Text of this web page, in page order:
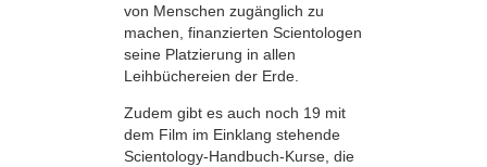
von Menschen zugänglich zu
machen, finanzierten Scientologen
seine Platzierung in allen
Leihbüchereien der Erde.
Zudem gibt es auch noch 19 mit
dem Film im Einklang stehende
Scientology-Handbuch-Kurse, die